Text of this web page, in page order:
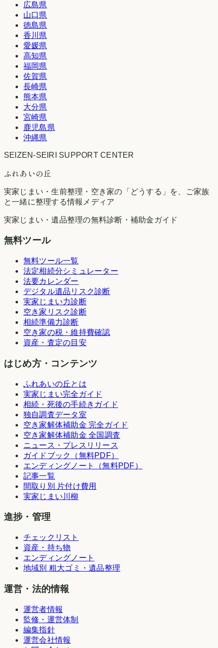
広島県
山口県
徳島県
香川県
愛媛県
高知県
福岡県
佐賀県
長崎県
熊本県
大分県
宮崎県
鹿児島県
沖縄県
SEIZEN-SEIRI SUPPORT CENTER
ふれあいの丘
実家じまい・生前整理・空き家の「どうする」を、ご家族
と一緒に整理する情報メディア
実家じまい・遺品整理の無料診断・補助金ガイド
無料ツール
無料ツール一覧
法定相続分シミュレーター
法要カレンダー
デジタル遺品リスク診断
実家じまい力診断
空き家リスク診断
相続準備力診断
空き家の税・維持費確認
資産・査定の目安
はじめ方・コンテンツ
ふれあいの丘とは
実家じまい完全ガイド
相続・死後の手続きガイド
独自調査データ室
空き家解体補助金 完全ガイド
空き家解体補助金 全国調査
ニュース・プレスリリース
ガイドブック（無料PDF）
エンディングノート（無料PDF）
記事一覧
間取り別 片付け費用
実家じまい川柳
進捗・管理
チェックリスト
資産・持ち物
エンディングノート
地域別 粗大ゴミ・遺品整理
運営・法的情報
運営者情報
監修・運営体制
編集指針
運営会社情報